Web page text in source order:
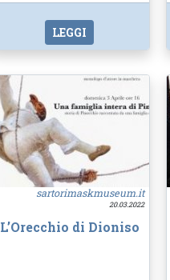
LEGGI
sartorimaskmuseum.it
20.03.2022
L’Orecchio di Dioniso